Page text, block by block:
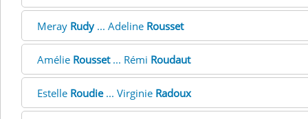
Meray Rudy... Adeline Rousset
Amélie Rousset... Rémi Roudaut
Estelle Roudie... Virginie Radoux